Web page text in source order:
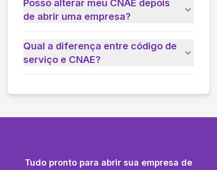
Posso alterar meu CNAE depois
de abrir uma empresa?
Qual a diferença entre código de
serviço e CNAE?
Tudo pronto para abrir sua empresa de